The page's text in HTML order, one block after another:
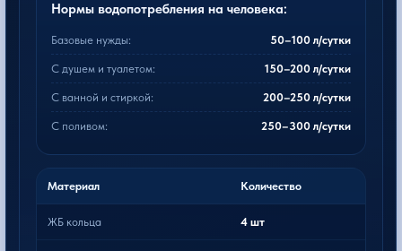
Нормы водопотребления на человека:
Базовые нужды: 50–100 л/сутки
С душем и туалетом: 150–200 л/сутки
С ванной и стиркой: 200–250 л/сутки
С поливом: 250–300 л/сутки
Материал Количество
ЖБ кольца 4 шт